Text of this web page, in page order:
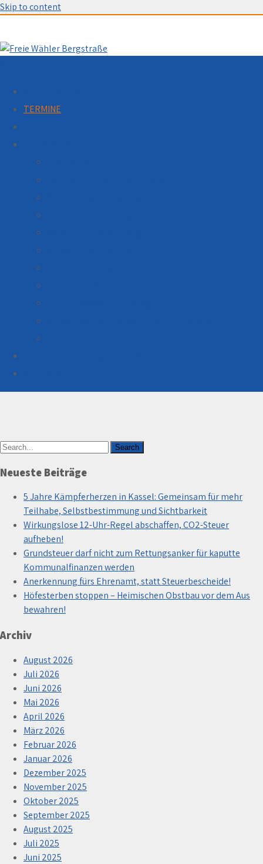
Skip to content
TERMINE
Termine
Neueste Beiträge
5 Jahre Kämpferherzen in Kassel: Gemeinsam für mehr
Teilhabe, Selbstbestimmung und Sichtbarkeit
Wirkungslose 12-Uhr-Regel abschaffen, CO2-Steuer
aufheben!
Grundsteuer darf nicht zum Rettungsanker für kaputte
Kommunalfinanzen werden
Anerkennung fürs Ehrenamt, statt Steuerbescheide!
Höfesterben stoppen – Heimischen Obstbau vor dem Aus
bewahren!
Archiv
August 2026
Juli 2026
Juni 2026
Mai 2026
April 2026
März 2026
Februar 2026
Januar 2026
Dezember 2025
November 2025
Oktober 2025
September 2025
August 2025
Juli 2025
Juni 2025